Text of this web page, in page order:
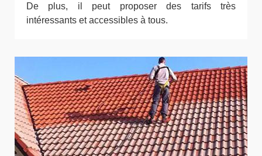
De plus, il peut proposer des tarifs très
intéressants et accessibles à tous.